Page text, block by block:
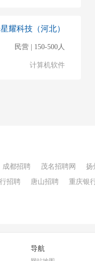
耀科技（河北）
民营 | 150-500人
计算机软件
成都招聘 茂名招聘网 扬
招聘 唐山招聘 重庆银
导航